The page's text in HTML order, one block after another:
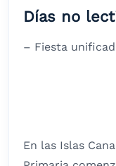
Días no
– Fiesta
En las Islas